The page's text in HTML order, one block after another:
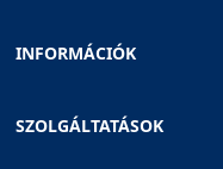
INFORMÁCIÓK
SZOLGÁLTATÁSOK